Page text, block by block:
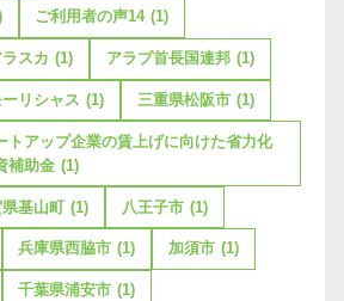
ご利用者の声14 (1)
ラスカ (1) アラブ首長国連邦 (1)
ーリシャス (1) 三重県松阪市 (1)
トアップ企業の賃上げに向けた省力化
補助金 (1)
基山町 (1) 八王子市 (1)
兵庫県西脇市 (1) 加須市 (1)
千葉県浦安市 (1)